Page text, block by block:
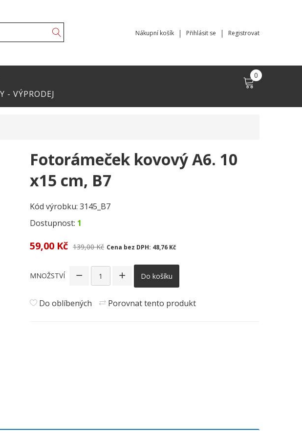
Nákupní košík Přihlásit se Registrovat
- VÝPRODEJ
0
Fotorámeček kovový A6. 10
x15 cm, B7
Kód výrobku: 3145_B7
Dostupnost: 1
59,00 Kč 139,00 Kč Cena bez DPH: 48,76 Kč
MNOŽSTVÍ Do košíku
Do oblíbených Porovnat tento produkt